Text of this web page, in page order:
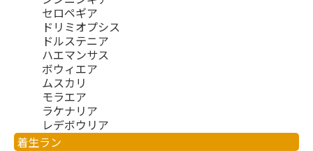
セロペギア
ドリミオプシス
ドルステニア
ハエマンサス
ボウィエア
ムスカリ
モラエア
ラケナリア
レデボウリア
着生ラン